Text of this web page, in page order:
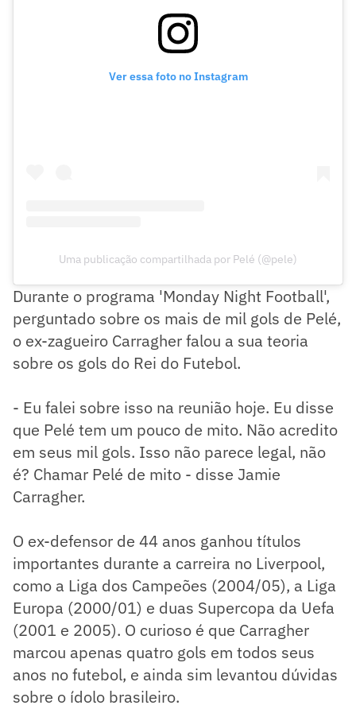
Ver essa foto no Instagram
Uma publicação compartilhada por Pelé (@pele)
Durante o programa 'Monday Night Football',
perguntado sobre os mais de mil gols de Pelé,
o ex-zagueiro Carragher falou a sua teoria
sobre os gols do Rei do Futebol.
- Eu falei sobre isso na reunião hoje. Eu disse
que Pelé tem um pouco de mito. Não acredito
em seus mil gols. Isso não parece legal, não
é? Chamar Pelé de mito - disse Jamie
Carragher.
O ex-defensor de 44 anos ganhou títulos
importantes durante a carreira no Liverpool,
como a Liga dos Campeões (2004/05), a Liga
Europa (2000/01) e duas Supercopa da Uefa
(2001 e 2005). O curioso é que Carragher
marcou apenas quatro gols em todos seus
anos no futebol, e ainda sim levantou dúvidas
sobre o ídolo brasileiro.